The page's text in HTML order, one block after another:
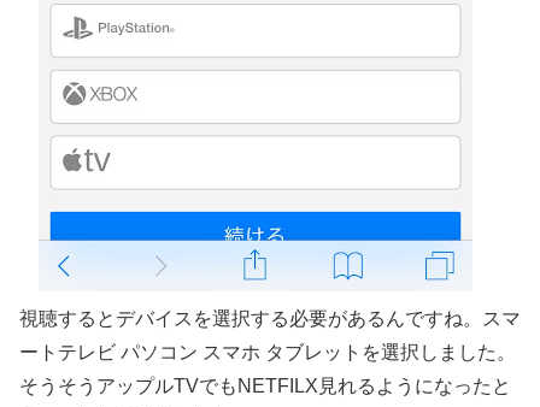
視聴するとデバイスを選択する必要があるんですね。スマ
ートテレビ パソコン スマホ タブレットを選択しました。
そうそうアップルTVでもNETFILX見れるようになったと